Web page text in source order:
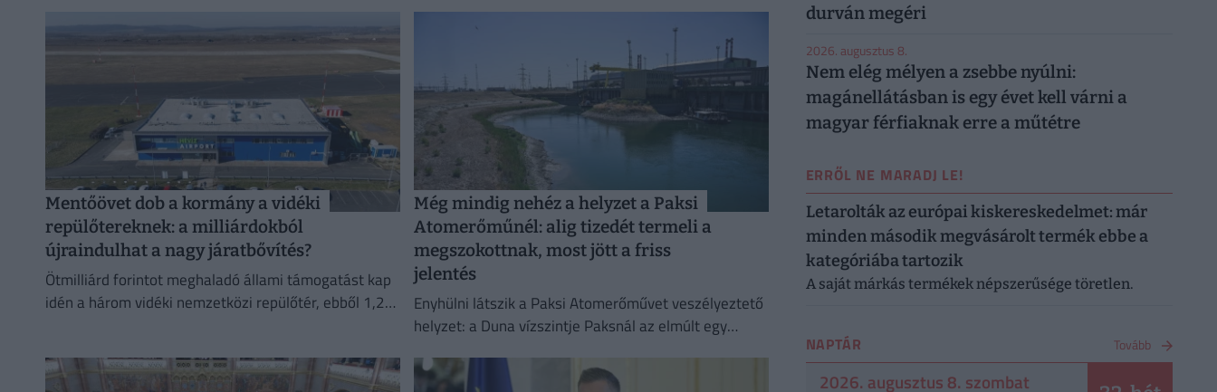
Mentőövet dob a kormány a vidéki
repülőtereknek: a milliárdokból
újraindulhat a nagy járatbővítés?
Ötmilliárd forintot meghaladó állami támogatást kap
idén a három vidéki nemzetközi repülőtér, ebből 1,2
Még mindig nehéz a helyzet a Paksi
Atomerőműnél: alig tizedét termeli a
megszokottnak, most jött a friss
jelentés
Enyhülni látszik a Paksi Atomerőművet veszélyeztető
helyzet: a Duna vízszintje Paksnál az elmúlt egy
durván megéri
2026. augusztus 8.
Nem elég mélyen a zsebbe nyúlni:
magánellátásban is egy évet kell várni a
magyar férfiaknak erre a műtétre
ERRŐL NE MARADJ LE!
Letarolták az európai kiskereskedelmet: már
minden második megvásárolt termék ebbe a
kategóriába tartozik
A saját márkás termékek népszerűsége töretlen.
NAPTÁR Tovább
2026. augusztus 8. szombat